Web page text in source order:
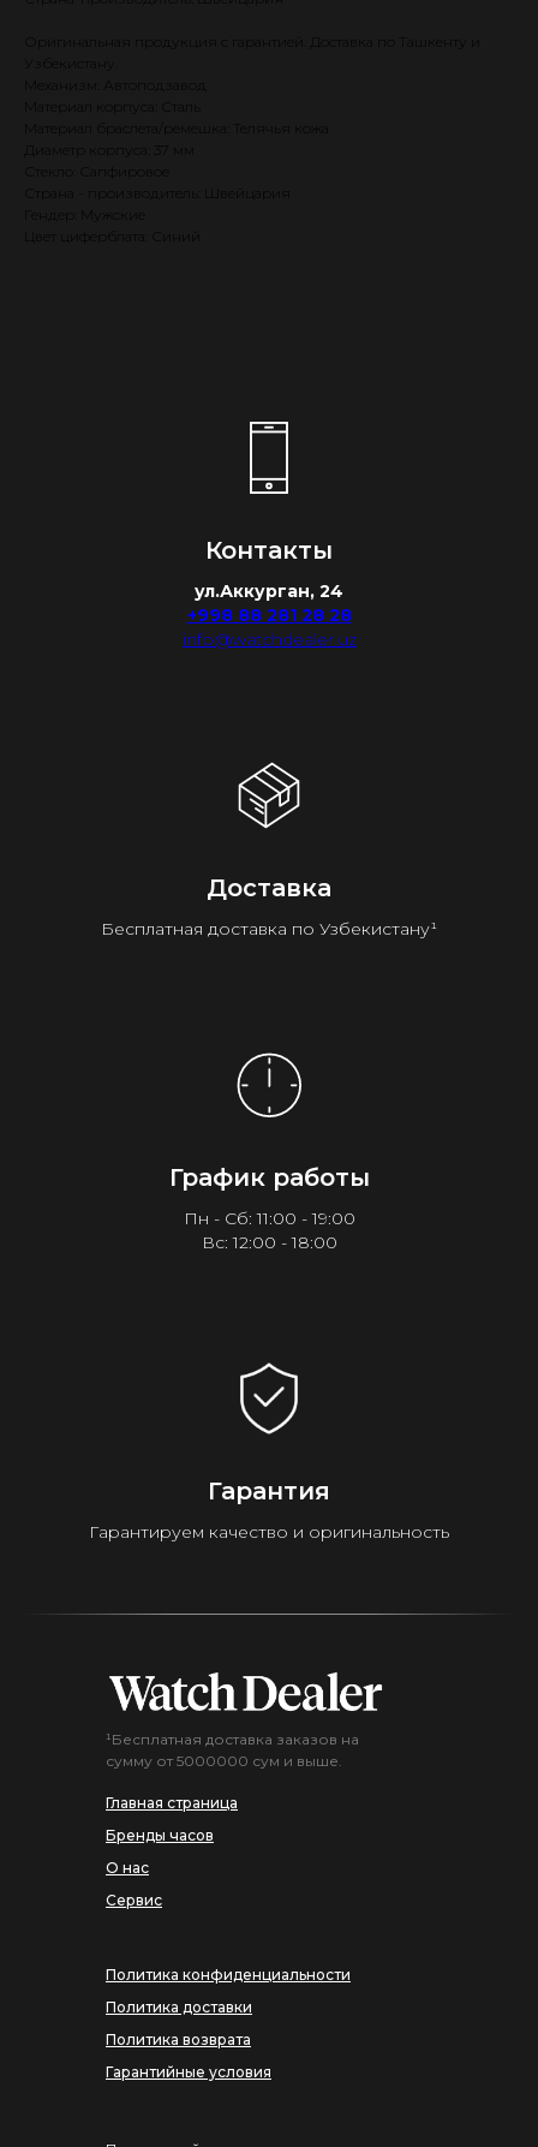
Оригинальная продукция с гарантией. Доставка по Ташкенту и
Узбекистану.
Материал корпуса: Сталь
Материал браслета/ремешка: Телячья кожа
Диаметр корпуса: 37 мм
Стекло: Сапфировое
Гендер: Мужские
Цвет циферблата: Синий
Контакты
ул.Аккурган, 24
+998 88 281 28 28
info@watchdealer.uz
Доставка
Бесплатная доставка по Узбекистану¹
График работы
Пн - Сб: 11:00 - 19:00
Вс: 12:00 - 18:00
Гарантия
Гарантируем качество и оригинальность
Главная страница
Бренды часов
О нас
Сервис
¹Бесплатная доставка заказов на
сумму от 5000000 сум и выше.
Политика конфиденциальности
Политика доставки
Политика возврата
Гарантийные условия